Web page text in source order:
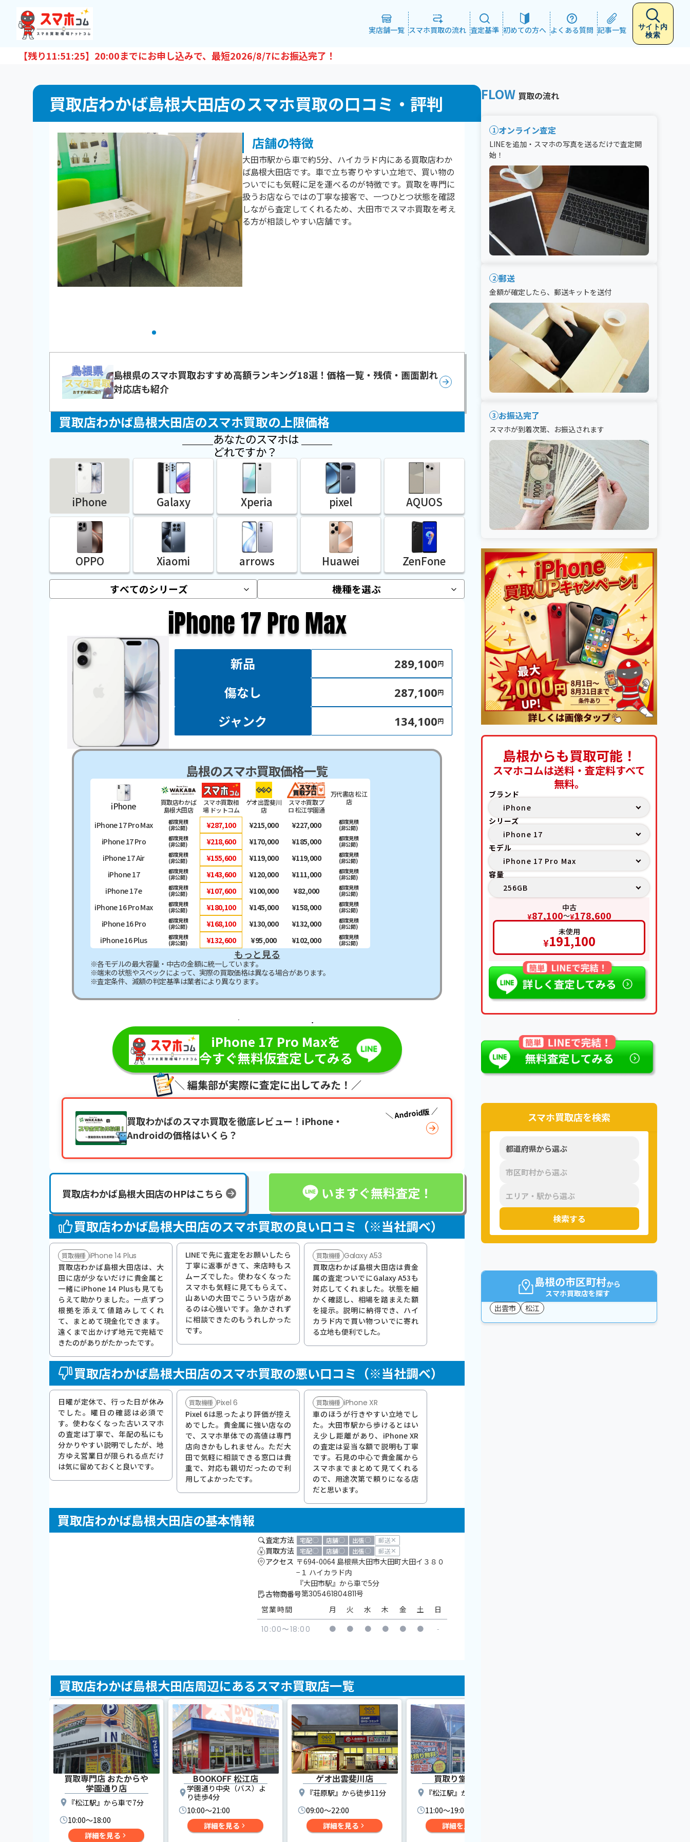
実店舗一覧 スマホ買取の流れ 査定基準 初めての方へ よくある質問 記事一覧
サイト内
検索
【残り11:51:24】20:00までにお申し込みで、最短2026/8/7にお振込完了！
買取店わかば島根大田店のスマホ買取の口コミ・評判
店舗の特徴
大田市駅から車で約5分、ハイカラド内にある買取店わか
ば島根大田店です。車で立ち寄りやすい立地で、買い物の
ついでにも気軽に足を運べるのが特徴です。買取を専門に
扱うお店ならではの丁寧な接客で、一つひとつ状態を確認
しながら査定してくれるため、大田市でスマホ買取を考え
る方が相談しやすい店舗です。
島根県のスマホ買取おすすめ高額ランキング18選！価格一覧・残債・画面割れ
対応店も紹介
買取店わかば島根大田店のスマホ買取の上限価格
あなたのスマホは
どれですか？
iPhone Galaxy Xperia pixel AQUOS
OPPO Xiaomi arrows Huawei ZenFone
iPhone 17 Pro Max
新品 289,100円
傷なし 287,100円
ジャンク 134,100円
島根のスマホ買取価格一覧
iPhone
iPhone 17 Pro Max
iPhone 17 Pro
iPhone 17 Air
iPhone 17
iPhone 17 e
iPhone 16 Pro Max
iPhone 16 Pro
iPhone 16 Plus
買取店わかば
島根大田店
都度見積
(非公開)
都度見積
(非公開)
都度見積
(非公開)
都度見積
(非公開)
都度見積
(非公開)
都度見積
(非公開)
都度見積
(非公開)
都度見積
(非公開)
スマホ買取相
場 ドットコム
¥287,100
¥218,600
¥155,600
¥143,600
¥107,600
¥180,100
¥168,100
¥132,600
ゲオ出雲斐川
店
¥215,000
¥170,000
¥119,000
¥120,000
¥100,000
¥145,000
¥130,000
¥95,000
スマホ買取プ
ロ 松江学園通
¥227,000
¥185,000
¥119,000
¥111,000
¥82,000
¥158,000
¥132,000
¥102,000
万代書店 松江
店
都度見積
(非公開)
都度見積
(非公開)
都度見積
(非公開)
都度見積
(非公開)
都度見積
(非公開)
都度見積
(非公開)
都度見積
(非公開)
都度見積
(非公開)
もっと見る
※各モデルの最大容量・中古の金額に統一しています。
※端末の状態やスペックによって、実際の買取価格は異なる場合があります。
※査定条件、減額の判定基準は業者により異なります。
＼最短即日・現金で振り込み！／
iPhone 17 Pro Maxを
今すぐ無料仮査定してみる
＼ 編集部が実際に査定に出してみた！／
Android版
買取わかばのスマホ買取を徹底レビュー！iPhone・
Androidの価格はいくら？
買取店わかば島根大田店のHPはこちら
いますぐ無料査定！
買取店わかば島根大田店のスマホ買取の良い口コミ（※当社調べ）
買取機種 iPhone 14 Plus
買取店わかば島根大田店は、大
田に店が少ないだけに貴金属と
一緒にiPhone 14 Plusも見ても
らえて助かりました。一点ずつ
根拠を添えて値踏みしてくれ
て、まとめて現金化できます。
遠くまで出かけず地元で完結で
きたのがありがたかったです。
LINEで先に査定をお願いしたら
丁寧に返事がきて、来店時もス
ムーズでした。使わなくなった
スマホも気軽に見てもらえて、
山あいの大田でこういう店があ
るのは心強いです。急かされず
に相談できたのもうれしかった
です。
買取機種 Galaxy A53
買取店わかば島根大田店は貴金
属の査定ついでにGalaxy A53も
対応してくれました。状態を細
かく確認し、相場を踏まえた額
を提示。説明に納得でき、ハイ
カラド内で買い物ついでに寄れ
る立地も便利でした。
買取店わかば島根大田店のスマホ買取の悪い口コミ（※当社調べ）
日曜が定休で、行った日が休み
でした。曜日の確認は必須で
す。使わなくなった古いスマホ
の査定は丁寧で、年配の私にも
分かりやすい説明でしたが、地
方ゆえ営業日が限られる点だけ
は気に留めておくと良いです。
買取機種 Pixel 6
Pixel 6は思ったより評価が控え
めでした。貴金属に強い店なの
で、スマホ単体での高値は専門
店向きかもしれません。ただ大
田で気軽に相談できる窓口は貴
重で、対応も親切だったので利
用してよかったです。
買取機種 iPhone XR
車のほうが行きやすい立地でし
た。大田市駅から歩けるとはい
え少し距離があり、iPhone XR
の査定は妥当な額で説明も丁寧
です。石見の中心で貴金属から
スマホまでまとめて見てくれる
ので、用途次第で頼りになる店
だと思います。
買取店わかば島根大田店の基本情報
査定方法 宅配〇 店舗〇 出張〇 郵送✕
買取方法 宅配〇 店舗〇 出張〇 郵送✕
アクセス 〒694-0064 島根県大田市大田町大田イ３８０
−１ ハイカラド内
『大田市駅』から車で5分
古物商番号第305461804811号
営業時間
10:00〜18:00
月
●
火
●
水
●
木
●
金
●
土
●
日
-
買取店わかば島根大田店周辺にあるスマホ買取店一覧
買取専門店 おたからや
学園通り店
『松江駅』から車で7分
10:00〜18:00
詳細を見る
BOOKOFF 松江店
学園通り中央（バス）よ
り徒歩4分
10:00〜21:00
詳細を見る
ゲオ出雲斐川店
『荘原駅』から徒歩11分
09:00〜22:00
詳細を見る
買取り堂 松江店
『松江駅』から車で8分
11:00〜19:00
詳細を見る
FLOW 買取の流れ
1 オンライン査定
LINEを追加・スマホの写真を送るだけで査定開
始！
2 郵送
金額が確定したら、郵送キットを送付
3 お振込完了
スマホが到着次第、お振込されます
島根からも買取可能！
スマホコムは送料・査定料すべて
無料。
ブランド
シリーズ
モデル
容量
中古
¥87,100〜¥178,600
未使用
¥191,100
スマホ買取店を検索
検索する
島根の市区町村から
スマホ買取店を探す
出雲市
松江